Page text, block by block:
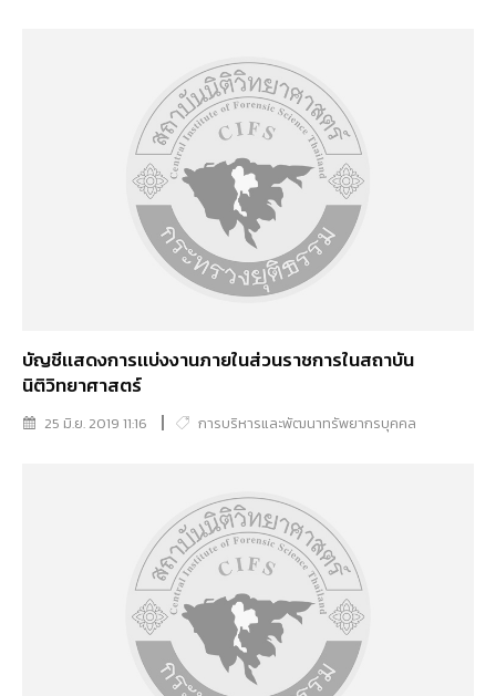
บัญชีเเสดงการเเบ่งงานภายในส่วนราชการในสถาบัน
นิติวิทยาศาสตร์
25 มิ.ย. 2019 11:16 การบริหารและพัฒนาทรัพยากรบุคคล